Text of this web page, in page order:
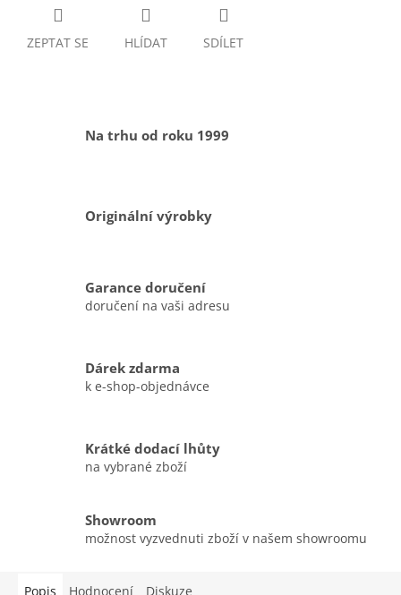
ZEPTAT SE HLÍDAT SDÍLET
Na trhu od roku 1999
Originální výrobky
Garance doručení
doručení na vaši adresu
Dárek zdarma
k e-shop-objednávce
Krátké dodací lhůty
na vybrané zboží
Showroom
možnost vyzvednuti zboží v našem showroomu
Popis Hodnocení Diskuze